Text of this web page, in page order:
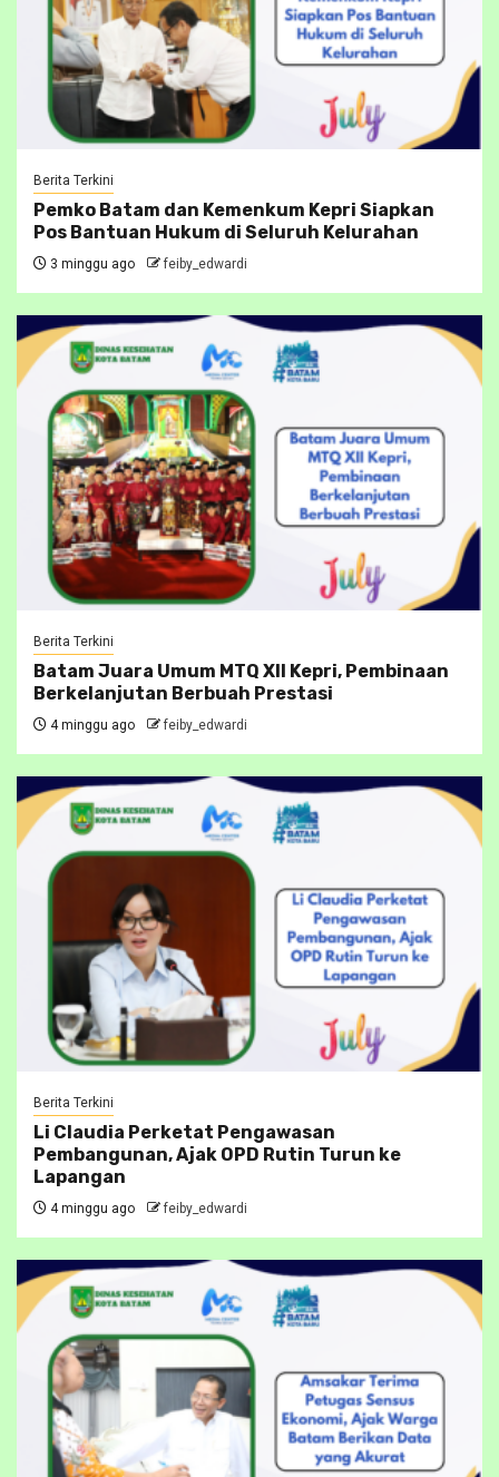
Berita Terkini
Pemko Batam dan Kemenkum Kepri Siapkan
Pos Bantuan Hukum di Seluruh Kelurahan
3 minggu ago feiby_edwardi
Berita Terkini
Batam Juara Umum MTQ XII Kepri, Pembinaan
Berkelanjutan Berbuah Prestasi
4 minggu ago feiby_edwardi
Berita Terkini
Li Claudia Perketat Pengawasan
Pembangunan, Ajak OPD Rutin Turun ke
Lapangan
4 minggu ago feiby_edwardi